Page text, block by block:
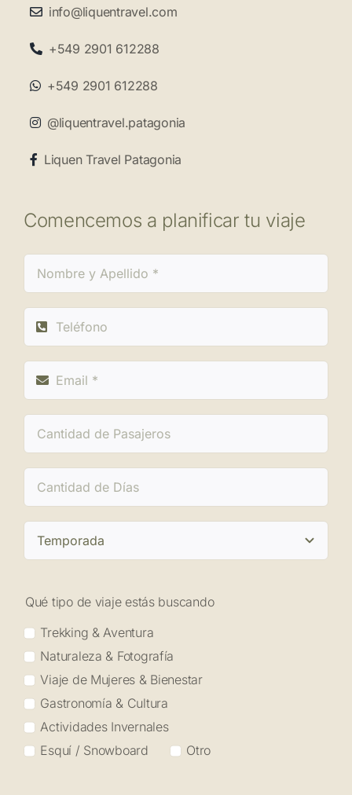
Comencemos a planificar tu viaje
Qué tipo de viaje estás buscando
Trekking & Aventura
Naturaleza & Fotografía
Viaje de Mujeres & Bienestar
Gastronomía & Cultura
Actividades Invernales
Esquí / Snowboard
Otro
info@liquentravel.com
+549 2901 612288
+549 2901 612288
@liquentravel.patagonia
Liquen Travel Patagonia